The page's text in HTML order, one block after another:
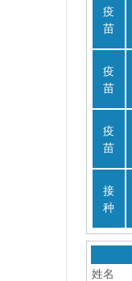
疫
苗
疫
苗
疫
苗
接
种
姓名